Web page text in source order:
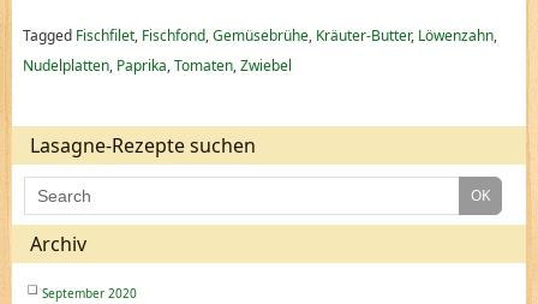
Tagged Fischfilet, Fischfond,Gemüsebrühe, Kräuter-Butter, Löwenzahn,
Nudelplatten, Paprika,Tomaten,Zwiebel
Lasagne-Rezepte suchen
Archiv
September 2020